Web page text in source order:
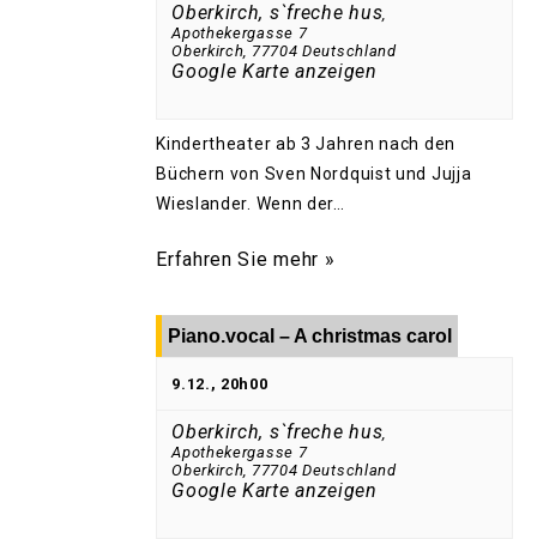
Oberkirch, s`freche hus,
Apothekergasse 7
Oberkirch, 77704 Deutschland
Google Karte anzeigen
Kindertheater ab 3 Jahren nach den
Büchern von Sven Nordquist und Jujja
Wieslander. Wenn der…
Erfahren Sie mehr »
Piano.vocal – A christmas carol
9.12., 20h00
Oberkirch, s`freche hus,
Apothekergasse 7
Oberkirch, 77704 Deutschland
Google Karte anzeigen